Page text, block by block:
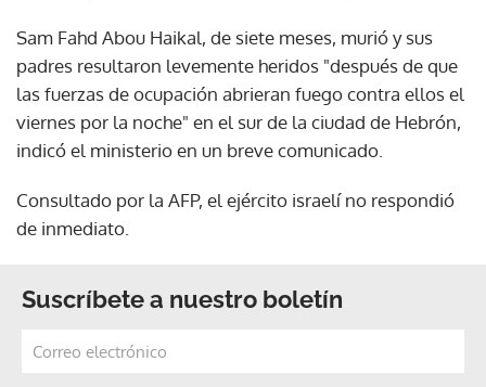
Sam Fahd Abou Haikal, de siete meses, murió y sus
padres resultaron levemente heridos "después de que
las fuerzas de ocupación abrieran fuego contra ellos el
viernes por la noche" en el sur de la ciudad de Hebrón,
indicó el ministerio en un breve comunicado.
Consultado por la AFP, el ejército israelí no respondió
de inmediato.
Suscríbete a nuestro boletín